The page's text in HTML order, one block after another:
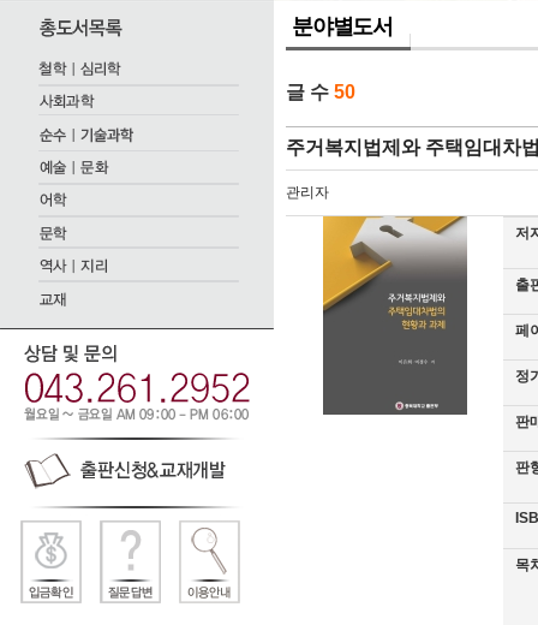
분야별도서
글 수 50
주거복지법제와 주택임대차
관리자
저
출
페
정
판
판
목